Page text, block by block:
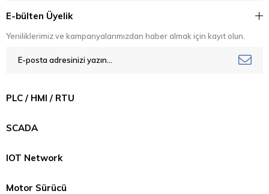
E-bülten Üyelik
Yeniliklerimiz ve kampanyalarımızdan haber almak için kayıt olun.
PLC / HMI / RTU
SCADA
IOT Network
Motor Sürücü